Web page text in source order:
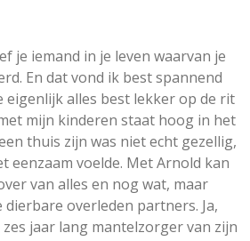
je iemand in je leven waarvan je
En dat vond ik best spannend
eigenlijk alles best lekker op de rit
mijn kinderen staat hoog in het
thuis zijn was niet echt gezellig,
eenzaam voelde. Met Arnold kan
van alles en nog wat, maar
overleden partners. Ja,
jaar lang mantelzorger van zijn